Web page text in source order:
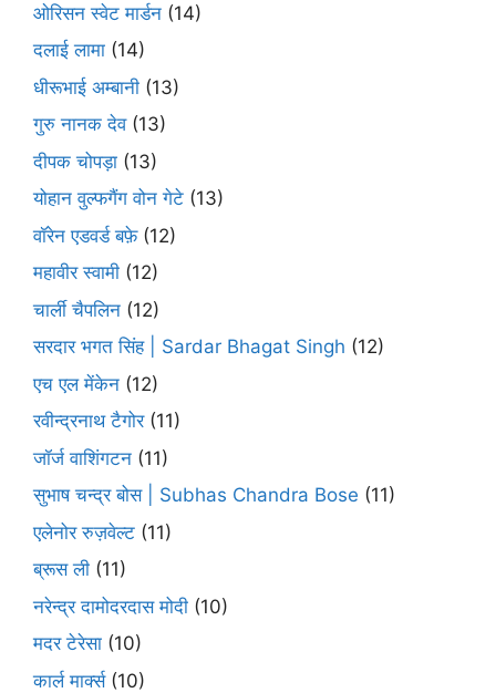
ओरिसन स्‍वेट मार्डन (14)
दलाई लामा (14)
धीरूभाई अम्बानी (13)
गुरु नानक देव(13)
दीपक चोपड़ा (13)
योहान वुल्फगैंग वोन गेटे (13)
वॉरेन एडवर्ड बफ़े(12)
महावीर स्वामी (12)
चार्ली चैपलिन (12)
सरदार भगत सिंह | Sardar Bhagat Singh (12)
एच एल मेंकेन (12)
रवीन्द्रनाथ टैगोर(11)
जॉर्ज वाशिंगटन (11)
सुभाष चन्द्र बोस | Subhas Chandra Bose (11)
एलेनोर रुज़वेल्ट (11)
ब्रूस ली (11)
नरेन्द्र दामोदरदास मोदी (10)
मदर टेरेसा (10)
कार्ल मार्क्स(10)